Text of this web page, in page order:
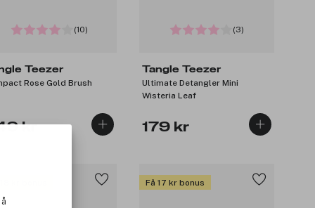
(10)
Teezer
Rose Gold Brush
kr
(3)
Tangle Teezer
Ultimate Detangler Mini
Wisteria Leaf
179 kr
Få 17 kr bonus